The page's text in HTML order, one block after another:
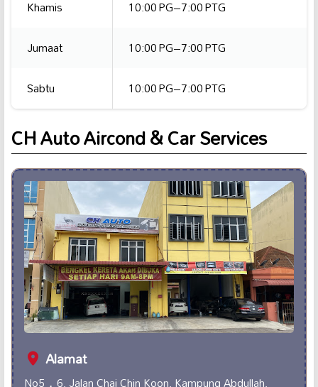
Khamis
10:00 PG–7:00 PTG
Jumaat
10:00 PG–7:00 PTG
Sabtu
10:00 PG–7:00 PTG
CH Auto Aircond & Car Services
Alamat